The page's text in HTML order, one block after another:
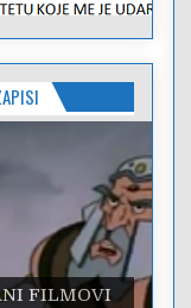
FILMOVI